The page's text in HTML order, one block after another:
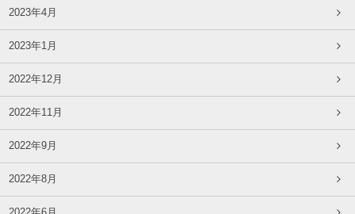
2023年4月
2023年1月
2022年12月
2022年11月
2022年9月
2022年8月